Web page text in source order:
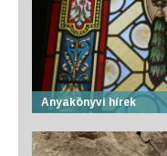
Anyakönyvi hírek